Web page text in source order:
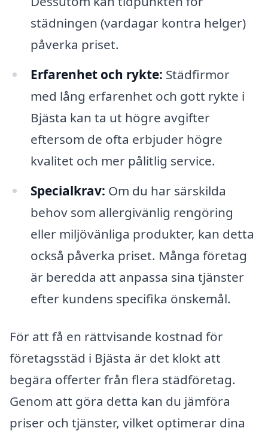
städningen (vardagar kontra helger)
påverka priset.
Erfarenhet och rykte: Städfirmor
med lång erfarenhet och gott rykte i
Bjästa kan ta ut högre avgifter
eftersom de ofta erbjuder högre
kvalitet och mer pålitlig service.
Specialkrav: Om du har särskilda
behov som allergivänlig rengöring
eller miljövänliga produkter, kan detta
också påverka priset. Många företag
är beredda att anpassa sina tjänster
efter kundens specifika önskemål.
För att få en rättvisande kostnad för
företagsstäd i Bjästa är det klokt att
begära offerter från flera städföretag.
Genom att göra detta kan du jämföra
priser och tjänster, vilket optimerar dina